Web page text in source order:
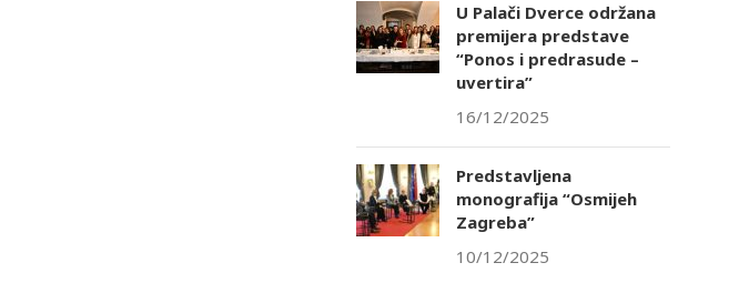
U Palači Dverce održana
premijera predstave
“Ponos i predrasude –
uvertira”
16/12/2025
Predstavljena
monografija “Osmijeh
Zagreba”
10/12/2025